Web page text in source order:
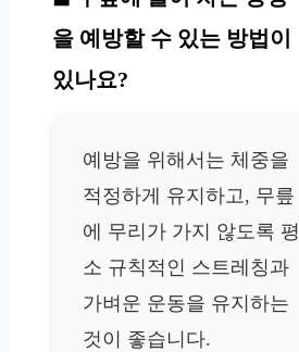
을 예방할 수 있는 방법이
있나요?
예방을 위해서는 체중을
적정하게 유지하고, 무릎
에 무리가 가지 않도록 평
소 규칙적인 스트레칭과
가벼운 운동을 유지하는
것이 좋습니다.